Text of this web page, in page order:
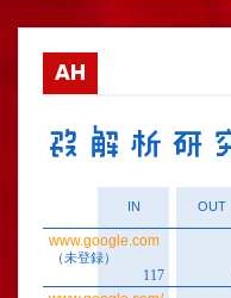
AH